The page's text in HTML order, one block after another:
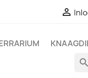

search